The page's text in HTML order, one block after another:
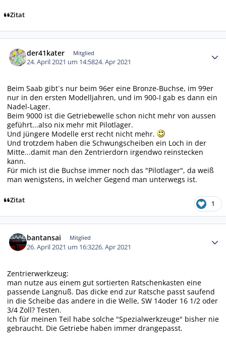
Zitat
der41kater Mitglied
24. April 2021 um 14:5824. Apr 2021
Beim Saab gibt´s nur beim 96er eine Bronze-Buchse, im 99er
nur in den ersten Modelljahren, und im 900-I gab es dann ein
Nadel-Lager.
Beim 9000 ist die Getriebewelle schon nicht mehr von aussen
geführt...also nix mehr mit Pilotlager.
Und jüngere Modelle erst recht nicht mehr.
Und trotzdem haben die Schwungscheiben ein Loch in der
Mitte...damit man den Zentrierdorn irgendwo reinstecken
kann.
Für mich ist die Buchse immer noch das "Pilotlager", da weiß
man wenigstens, in welcher Gegend man unterwegs ist.
Zitat 1
bantansai Mitglied
26. April 2021 um 16:3226. Apr 2021
Zentrierwerkzeug:
man nutze aus einem gut sortierten Ratschenkasten eine
passende Langnuß. Das dicke end zur Ratsche passt saufend
in die Scheibe das andere in die Welle, SW 14oder 16 1/2 oder
3/4 Zoll? Testen.
Ich für meinen Teil habe solche "Spezialwerkzeuge" bisher nie
gebraucht. Die Getriebe haben immer drangepasst.